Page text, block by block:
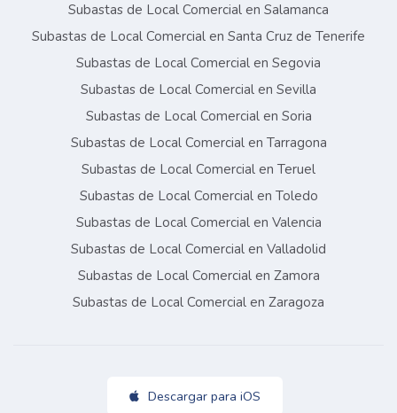
Subastas de Local Comercial en Salamanca
Subastas de Local Comercial en Santa Cruz de Tenerife
Subastas de Local Comercial en Segovia
Subastas de Local Comercial en Sevilla
Subastas de Local Comercial en Soria
Subastas de Local Comercial en Tarragona
Subastas de Local Comercial en Teruel
Subastas de Local Comercial en Toledo
Subastas de Local Comercial en Valencia
Subastas de Local Comercial en Valladolid
Subastas de Local Comercial en Zamora
Subastas de Local Comercial en Zaragoza
Descargar para iOS